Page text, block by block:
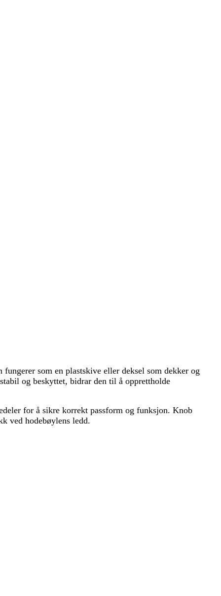
som en plastskive eller deksel som dekker og
og beskyttet, bidrar den til å opprettholde
for å sikre korrekt passform og funksjon. Knob
ved hodebøylens ledd.